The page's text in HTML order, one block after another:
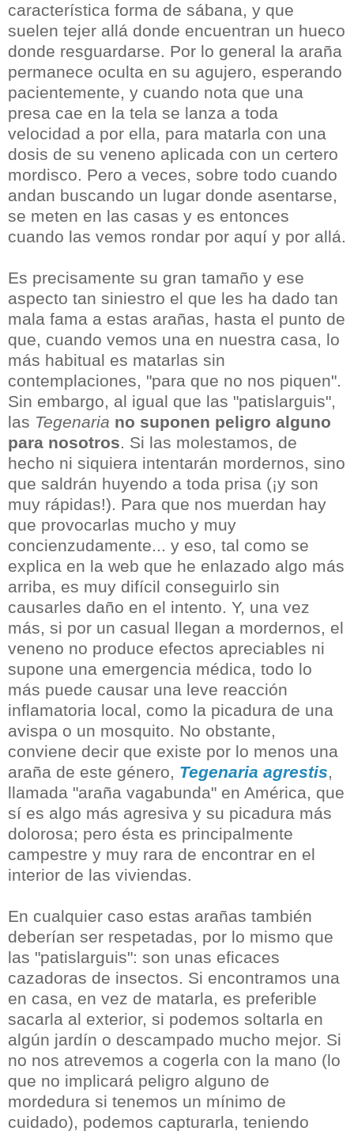
característica forma de sábana, y que
suelen tejer allá donde encuentran un hueco
donde resguardarse. Por lo general la araña
permanece oculta en su agujero, esperando
pacientemente, y cuando nota que una
presa cae en la tela se lanza a toda
velocidad a por ella, para matarla con una
dosis de su veneno aplicada con un certero
mordisco. Pero a veces, sobre todo cuando
andan buscando un lugar donde asentarse,
se meten en las casas y es entonces
cuando las vemos rondar por aquí y por allá.
Es precisamente su gran tamaño y ese
aspecto tan siniestro el que les ha dado tan
mala fama a estas arañas, hasta el punto de
que, cuando vemos una en nuestra casa, lo
más habitual es matarlas sin
contemplaciones, "para que no nos piquen".
Sin embargo, al igual que las "patislarguis",
las Tegenaria no suponen peligro alguno
para nosotros. Si las molestamos, de
hecho ni siquiera intentarán mordernos, sino
que saldrán huyendo a toda prisa (¡y son
muy rápidas!). Para que nos muerdan hay
que provocarlas mucho y muy
concienzudamente... y eso, tal como se
explica en la web que he enlazado algo más
arriba, es muy difícil conseguirlo sin
causarles daño en el intento. Y, una vez
más, si por un casual llegan a mordernos, el
veneno no produce efectos apreciables ni
supone una emergencia médica, todo lo
más puede causar una leve reacción
inflamatoria local, como la picadura de una
avispa o un mosquito. No obstante,
conviene decir que existe por lo menos una
araña de este género, Tegenaria agrestis,
llamada "araña vagabunda" en América, que
sí es algo más agresiva y su picadura más
dolorosa; pero ésta es principalmente
campestre y muy rara de encontrar en el
interior de las viviendas.
En cualquier caso estas arañas también
deberían ser respetadas, por lo mismo que
las "patislarguis": son unas eficaces
cazadoras de insectos. Si encontramos una
en casa, en vez de matarla, es preferible
sacarla al exterior, si podemos soltarla en
algún jardín o descampado mucho mejor. Si
no nos atrevemos a cogerla con la mano (lo
que no implicará peligro alguno de
mordedura si tenemos un mínimo de
cuidado), podemos capturarla, teniendo